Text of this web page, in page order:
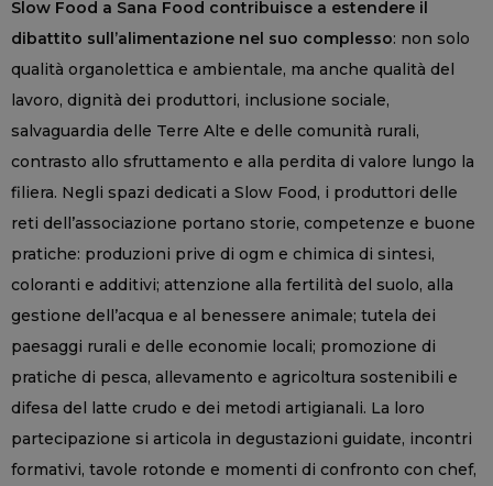
Slow Food a Sana Food contribuisce a estendere il
dibattito sull’alimentazione nel suo complesso: non solo
qualità organolettica e ambientale, ma anche qualità del
lavoro, dignità dei produttori, inclusione sociale,
salvaguardia delle Terre Alte e delle comunità rurali,
contrasto allo sfruttamento e alla perdita di valore lungo la
filiera. Negli spazi dedicati a Slow Food, i produttori delle
reti dell’associazione portano storie, competenze e buone
pratiche: produzioni prive di ogm e chimica di sintesi,
coloranti e additivi; attenzione alla fertilità del suolo, alla
gestione dell’acqua e al benessere animale; tutela dei
paesaggi rurali e delle economie locali; promozione di
pratiche di pesca, allevamento e agricoltura sostenibili e
difesa del latte crudo e dei metodi artigianali. La loro
partecipazione si articola in degustazioni guidate, incontri
formativi, tavole rotonde e momenti di confronto con chef,